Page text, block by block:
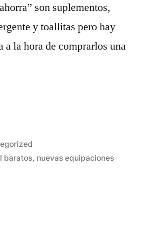
son suplementos,
y toallitas pero hay
la hora de comprarlos una
baratos, nuevas equipaciones